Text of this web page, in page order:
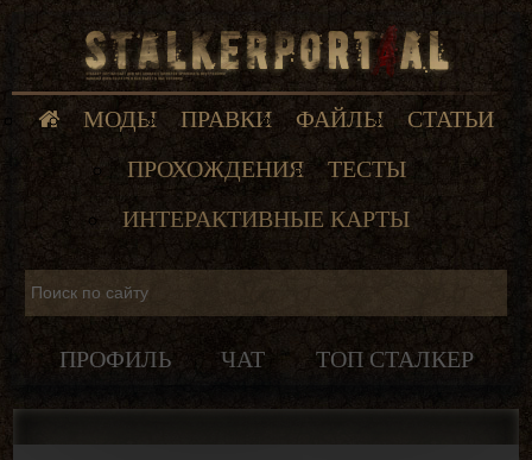
МОДЫ ПРАВКИ ФАЙЛЫ
СТАТЬИ
ПРОХОЖДЕНИЯ
ТЕСТЫ
ИНТЕРАКТИВНЫЕ КАРТЫ
ПРОФИЛЬ ЧАТ ТОП СТАЛКЕР